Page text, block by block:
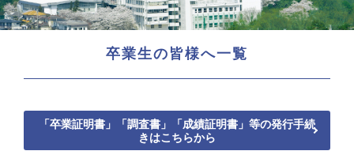
卒業生の皆様へ一覧
「卒業証明書」「調査書」「成績証明書」等の発行手続
きはこちらから